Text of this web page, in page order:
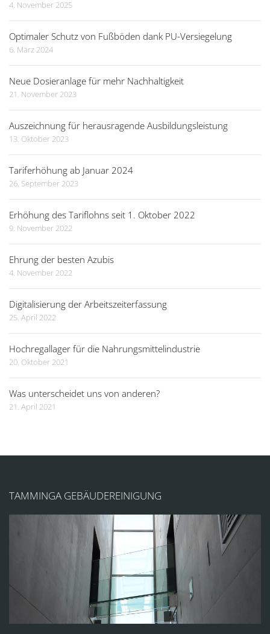
4. November 2025
Optimaler Schutz von Fußböden dank PU-Versiegelung
6. März 2024
Neue Dosieranlage für mehr Nachhaltigkeit
21. November 2023
Auszeichnung für herausragende Ausbildungsleistung
13. Oktober 2023
Tariferhöhung ab Januar 2024
26. September 2023
Erhöhung des Tariflohns seit 1. Oktober 2022
9. November 2022
Ehrung der besten Azubis
4. November 2022
Digitalisierung der Arbeitszeiterfassung
25. April 2022
Hochregallager für die Nahrungsmittelindustrie
20. Oktober 2021
Was unterscheidet uns von anderen?
21. April 2021
TAMMINGA GEBÄUDEREINIGUNG